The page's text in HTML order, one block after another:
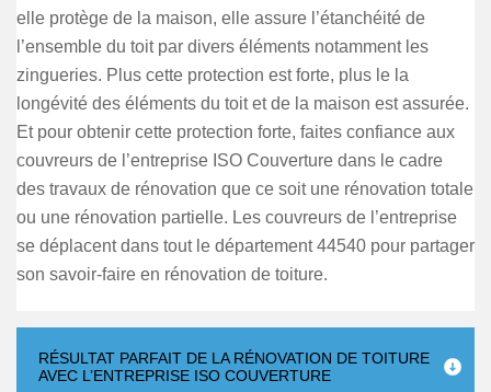
elle protège de la maison, elle assure l’étanchéité de
l’ensemble du toit par divers éléments notamment les
zingueries. Plus cette protection est forte, plus le la
longévité des éléments du toit et de la maison est assurée.
Et pour obtenir cette protection forte, faites confiance aux
couvreurs de l’entreprise ISO Couverture dans le cadre
des travaux de rénovation que ce soit une rénovation totale
ou une rénovation partielle. Les couvreurs de l’entreprise
se déplacent dans tout le département 44540 pour partager
son savoir-faire en rénovation de toiture.
RÉSULTAT PARFAIT DE LA RÉNOVATION DE TOITURE
AVEC L’ENTREPRISE ISO COUVERTURE